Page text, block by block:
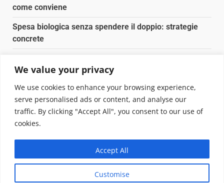
We value your privacy
We use cookies to enhance your browsing experience,
serve personalised ads or content, and analyse our
traffic. By clicking "Accept All", you consent to our use of
cookies.
Customise
Accept All
come conviene
Spesa biologica senza spendere il doppio: strategie
concrete
Pulizia naturale della casa: 3 ingredienti che
sostituiscono 10 prodotti chimici
Copyright © 2025 Biopianeta.it proprietà di Jws Media
Questo blog non è una testata giornalistica, in quanto
viene aggiornato senza alcuna periodicità. Non può
pertanto considerarsi un prodotto editoriale ai sensi
della legge n. 62 del 07.03.2001|DarkNewsvon AF